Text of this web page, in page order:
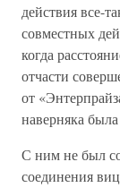
действия все-
совместных
когда
отчасти
от
наверняка
С ним не был
соединения